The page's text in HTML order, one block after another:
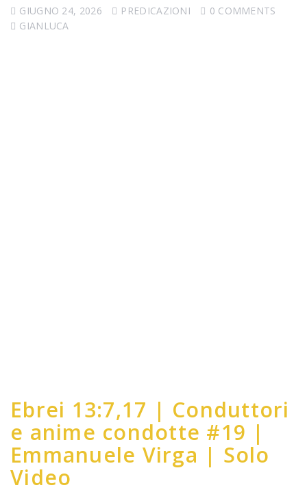
GIUGNO 24, 2026 PREDICAZIONI
0 COMMENTS
GIANLUCA
Ebrei 13:7,17 | Conduttori
e anime condotte #19 |
Emmanuele Virga | Solo
Video